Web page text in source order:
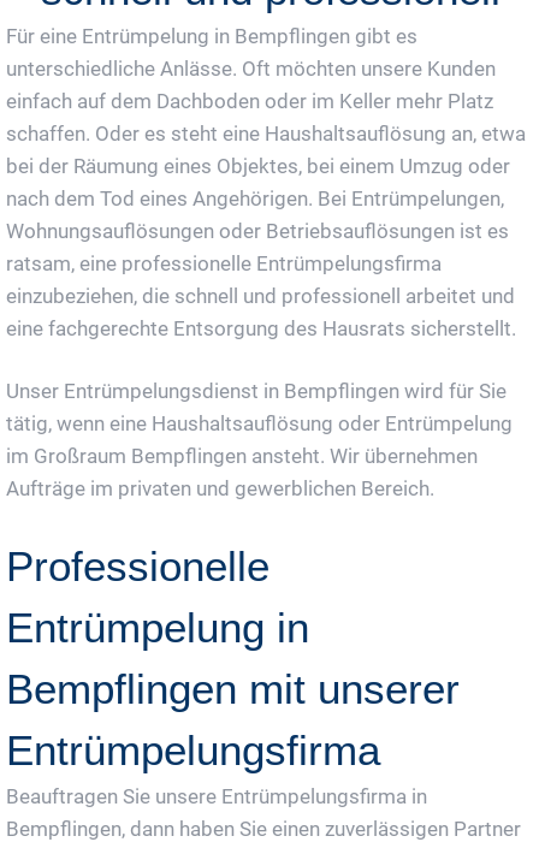
Für eine Entrümpelung in Bempflingen gibt es
unterschiedliche Anlässe. Oft möchten unsere Kunden
einfach auf dem Dachboden oder im Keller mehr Platz
schaffen. Oder es steht eine Haushaltsauflösung an, etwa
bei der Räumung eines Objektes, bei einem Umzug oder
nach dem Tod eines Angehörigen. Bei Entrümpelungen,
Wohnungsauflösungen oder Betriebsauflösungen ist es
ratsam, eine professionelle Entrümpelungsfirma
einzubeziehen, die schnell und professionell arbeitet und
eine fachgerechte Entsorgung des Hausrats sicherstellt.
Unser Entrümpelungsdienst in Bempflingen wird für Sie
tätig, wenn eine Haushaltsauflösung oder Entrümpelung
im Großraum Bempflingen ansteht. Wir übernehmen
Aufträge im privaten und gewerblichen Bereich.
Professionelle
Entrümpelung in
Bempflingen mit unserer
Entrümpelungsfirma
Beauftragen Sie unsere Entrümpelungsfirma in
Bempflingen, dann haben Sie einen zuverlässigen Partner